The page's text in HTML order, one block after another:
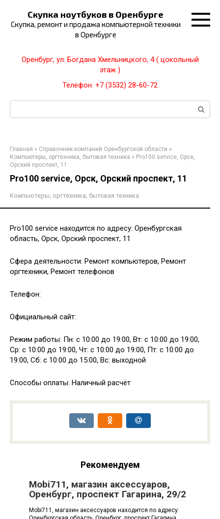
контенту
Скупка ноутбуков в Оренбурге
Скупка, ремонт и продажа компьютерной техники
в Оренбурге
Оренбург, ул. Богдана Хмельницкого, 4 ( цокольный
этаж )
Телефон: +7 (3532) 28-60-72
Поиск:
Главная » Справочник компаний Оренбургской области »
Компьютеры, оргтехника, бытовая техника » Pro100 service, Орск,
Орский проспект, 11
Pro100 service, Орск, Орский проспект, 11
Компьютеры, оргтехника, бытовая техника
Pro100 service находится по адресу: Оренбургская
область, Орск, Орский проспект, 11
Сфера деятельности: Ремонт компьютеров, Ремонт
оргтехники, Ремонт телефонов
Телефон:
Официальный сайт:
Режим работы: Пн: с 10:00 до 19:00, Вт: с 10:00 до 19:00,
Ср: с 10:00 до 19:00, Чт: с 10:00 до 19:00, Пт: с 10:00 до
19:00, Сб: с 10:00 до 15:00, Вс: выходной
Способы оплаты: Наличный расчёт
Рекомендуем
Mobi711, магазин аксессуаров,
Оренбург, проспект Гагарина, 29/2
Mobi711, магазин аксессуаров находится по адресу: